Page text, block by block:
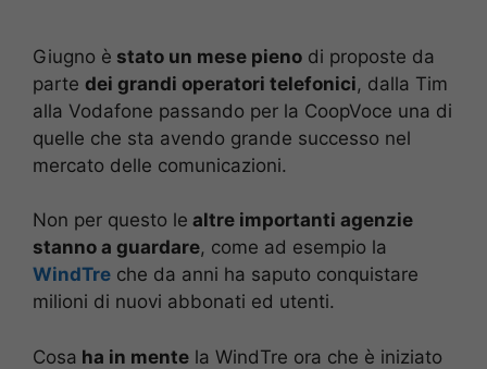
Giugno è stato un mese pieno di proposte da
parte dei grandi operatori telefonici, dalla Tim
alla Vodafone passando per la CoopVoce una di
quelle che sta avendo grande successo nel
mercato delle comunicazioni.
Non per questo le altre importanti agenzie
stanno a guardare, come ad esempio la
WindTre che da anni ha saputo conquistare
milioni di nuovi abbonati ed utenti.
Cosa ha in mente la WindTre ora che è iniziato